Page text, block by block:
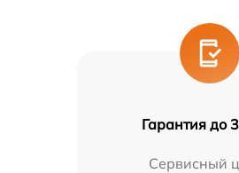
Гарантия до
Сервисный